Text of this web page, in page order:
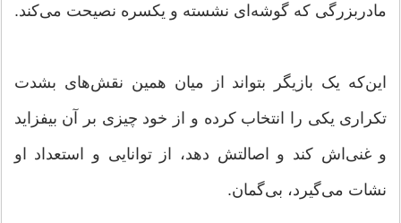
مادربزرگی که گوشه‌ای نشسته و یکسره نصیحت می‌کند.
این‌که یک بازیگر بتواند از میان همین نقش‌های بشدت
تکراری یکی را انتخاب کرده و از خود چیزی بر آن بیفزاید
و غنی‌اش کند و اصالتش دهد، از توانایی و استعداد او
نشات می‌گیرد، بی‌گمان.